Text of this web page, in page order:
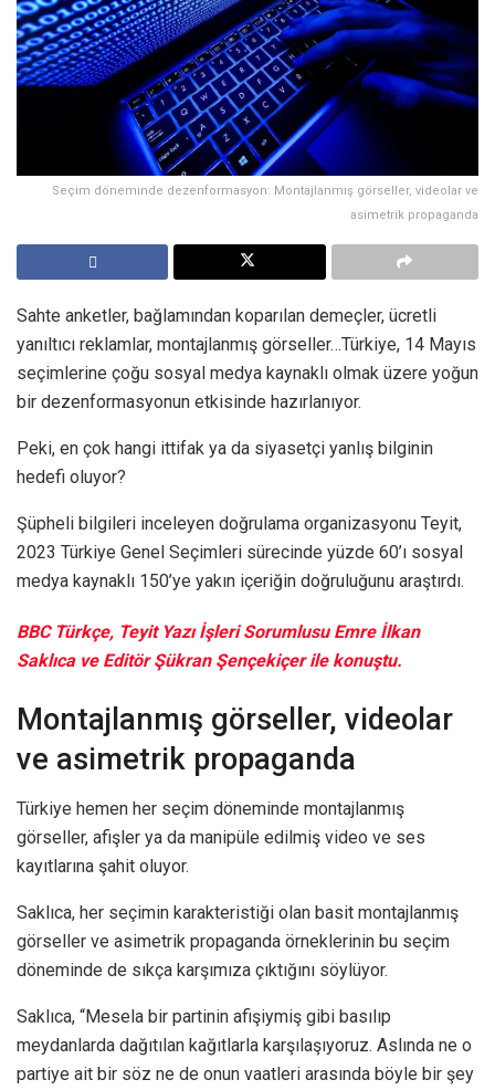
Seçim döneminde dezenformasyon: Montajlanmış görseller, videolar ve
asimetrik propaganda
Sahte anketler, bağlamından koparılan demeçler, ücretli
yanıltıcı reklamlar, montajlanmış görseller…Türkiye, 14 Mayıs
seçimlerine çoğu sosyal medya kaynaklı olmak üzere yoğun
bir dezenformasyonun etkisinde hazırlanıyor.
Peki, en çok hangi ittifak ya da siyasetçi yanlış bilginin
hedefi oluyor?
Şüpheli bilgileri inceleyen doğrulama organizasyonu Teyit,
2023 Türkiye Genel Seçimleri sürecinde yüzde 60’ı sosyal
medya kaynaklı 150’ye yakın içeriğin doğruluğunu araştırdı.
BBC Türkçe, Teyit Yazı İşleri Sorumlusu Emre İlkan
Saklıca ve Editör Şükran Şençekiçer ile konuştu.
Montajlanmış görseller, videolar
ve asimetrik propaganda
Türkiye hemen her seçim döneminde montajlanmış
görseller, afişler ya da manipüle edilmiş video ve ses
kayıtlarına şahit oluyor.
Saklıca, her seçimin karakteristiği olan basit montajlanmış
görseller ve asimetrik propaganda örneklerinin bu seçim
döneminde de sıkça karşımıza çıktığını söylüyor.
Saklıca, “Mesela bir partinin afişiymiş gibi basılıp
meydanlarda dağıtılan kağıtlarla karşılaşıyoruz. Aslında ne o
partiye ait bir söz ne de onun vaatleri arasında böyle bir şey